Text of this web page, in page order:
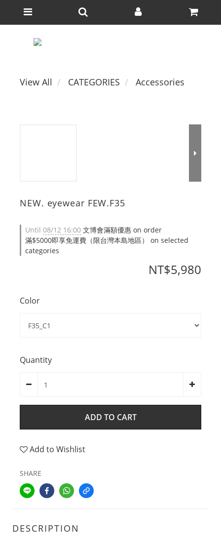
View All CATEGORIES Accessories
NEW. eyewear FEW.F35
Until 08/12 16:00 文博會滿額優惠 on order
滿$5000即享免運費（限台灣本島地區） on selected
categories
NT$5,980
Color
Quantity
ADD TO CART
Add to Wishlist
SHARE
DESCRIPTION